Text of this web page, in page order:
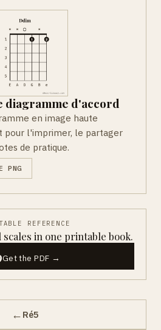
diagramme d'accord
en image haute
pour l'imprimer, le partager
de pratique.
PNG
REFERENCE
in one printable book.
Get the PDF →
← Ré5